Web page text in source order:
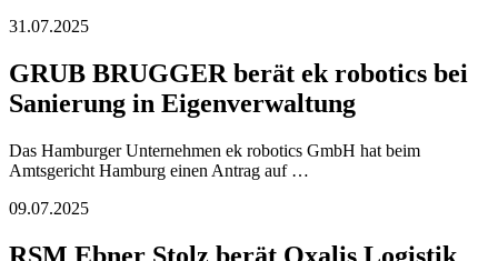
31.07.2025
GRUB BRUGGER berät ek robotics bei
Sanierung in Eigenverwaltung
Das Hamburger Unternehmen ek robotics GmbH hat beim
Amtsgericht Hamburg einen Antrag auf …
09.07.2025